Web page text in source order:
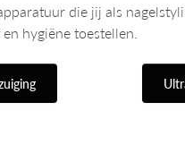
die jij als
hygiëne toestellen.